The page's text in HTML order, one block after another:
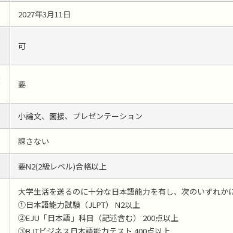
2027年3月11日
可
要
小論文、面接、プレゼンテーション
課さない
要N2(2級レベル)合格以上
大学生活を送るのに十分な日本語能力を有し、次のいずれか
①日本語能力試験（JLPT） N2以上
②EJU「日本語」科目（記述含む） 200点以上